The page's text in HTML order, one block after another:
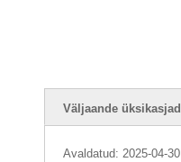
Väljaande üksikasjad
Avaldatud: 2025-04-30